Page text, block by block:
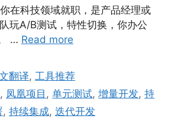
在科技领域就职，是产品经理或
玩A/B测试，特性切换，你办公
… Read more
翻译, 工具推荐
, 凤凰项目 ,单元测试,增量开发,持
, 持续集成, 迭代开发